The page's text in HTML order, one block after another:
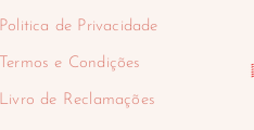
Politica de Privacidade
Termos e Condições
Livro de Reclamações